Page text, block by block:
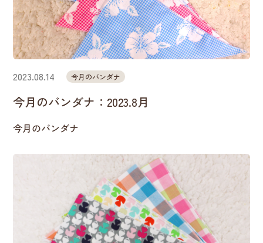
2023.08.14 今月のバンダナ
今月のバンダナ：2023.8月
今月のバンダナ